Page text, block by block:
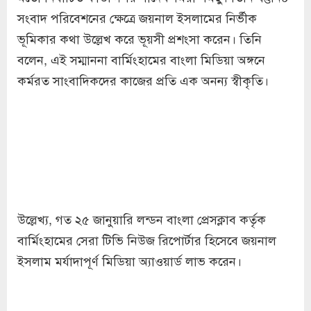
সংবাদ পরিবেশনের ক্ষেত্রে জয়নাল ইসলামের নির্ভীক
ভূমিকার কথা উল্লেখ করে ভূয়সী প্রশংসা করেন। তিনি
বলেন, এই সম্মাননা বার্মিংহামের বাংলা মিডিয়া অঙ্গনে
কর্মরত সাংবাদিকদের কাজের প্রতি এক অনন্য স্বীকৃতি।
উল্লেখ্য, গত ২৫ জানুয়ারি লন্ডন বাংলা প্রেসক্লাব কর্তৃক
বার্মিংহামের সেরা টিভি নিউজ রিপোর্টার হিসেবে জয়নাল
ইসলাম মর্যাদাপূর্ণ মিডিয়া অ্যাওয়ার্ড লাভ করেন।